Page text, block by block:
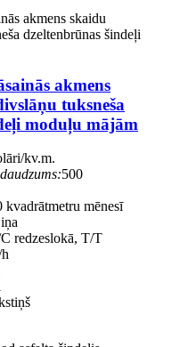
akmens
tuksneša
moduļu mājām
kv.m.
500
kvadrātmetru mēnesī
redzeslokā, T/T